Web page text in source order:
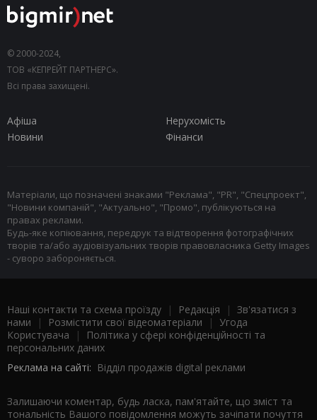
© 2000-2024,
ТОВ «КЕПРЕЙТ ПАРТНЕРС».
Всі права захищені.
Афіша
Нерухомість
Новини
Фінанси
Матеріали, що позначені знаками "Реклама", "PR", "Спецпроект",
"Новини компаній", "Актуально", "Промо", публікуються на
правах реклами.
Будь-яке копіювання, передрук та відтворення фотографічних
творів та/або аудіовізуальних творів правовласника Getty Images
- суворо забороняється.
Наші контакти та схема проїзду | Редакція | Зв'язатися з
нами | Розмістити свої відеоматеріали | Угода
Користувача |
Політика у сфері конфіденційності та
персональних даних
Реклама на сайті: Відділ продажів digital реклами
Залишаючи коментар, будь ласка, пам'ятайте, що зміст та
тональність Вашого повідомлення можуть зачіпати почуття